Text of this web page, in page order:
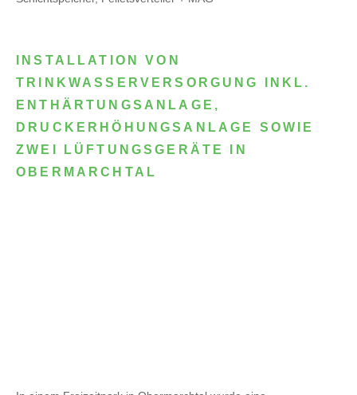
INSTALLATION VON
TRINKWASSERVERSORGUNG INKL.
ENTHÄRTUNGSANLAGE,
DRUCKERHÖHUNGSANLAGE SOWIE
ZWEI LÜFTUNGSGERÄTE IN
OBERMARCHTAL